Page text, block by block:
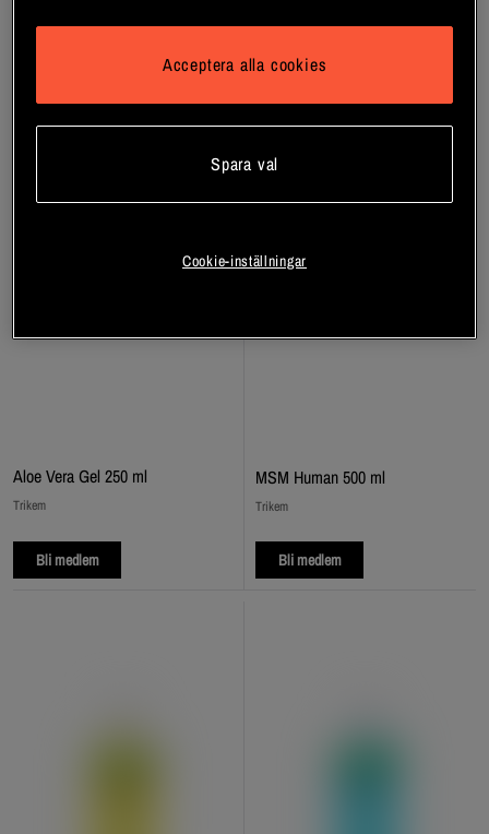
Linnex
Aloe Vera Gel 250 ml
Trikem
Bli medlem
MSM Human 500 ml
Trikem
Bli medlem
Acceptera alla cookies
Spara val
Cookie-inställningar